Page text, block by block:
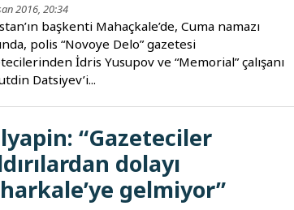
2016, 20:34
başkenti Mahaçkale’de, Cuma namazı
polis “Novoye Delo” gazetesi
İdris Yusupov ve “Memorial” çalışanı
Datsiyev’i...
“Gazeteciler
dolayı
gelmiyor”